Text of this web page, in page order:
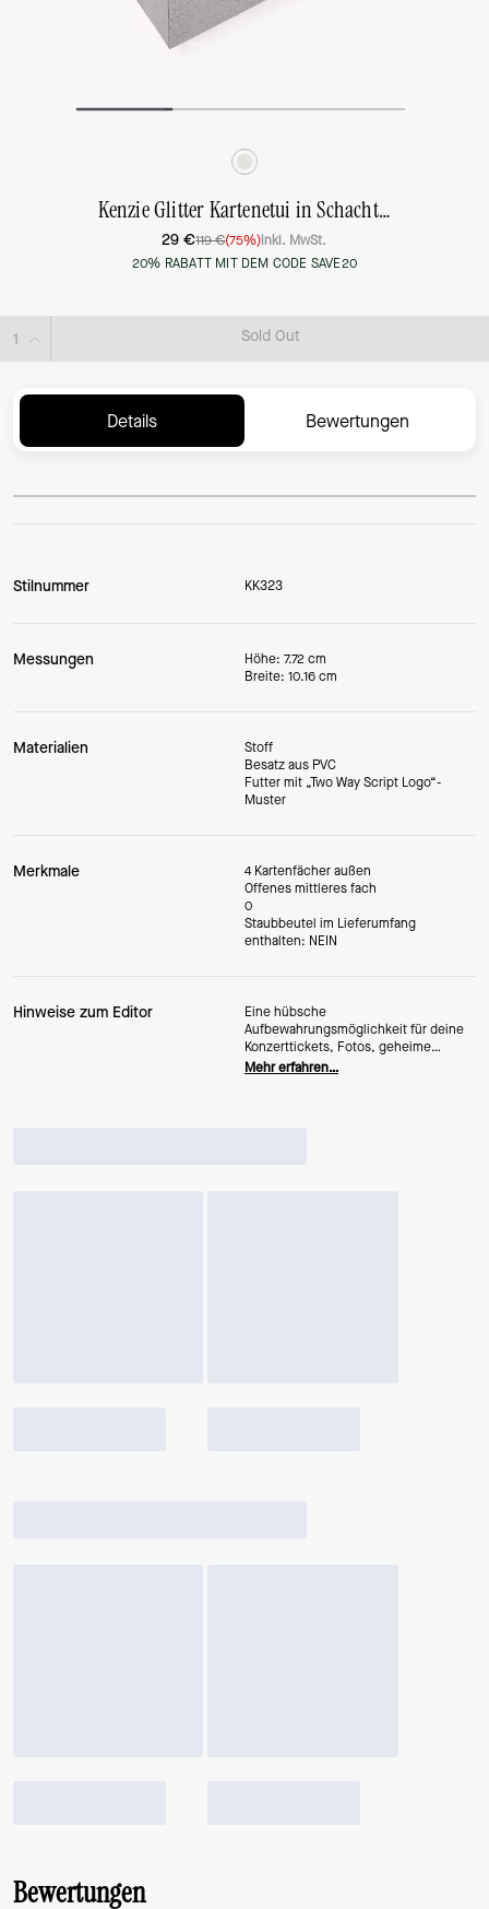
Kenzie Glitter Kartenetui in Schachtel, klein
29 €119 €(75%)inkl. MwSt.
20% RABATT MIT DEM CODE SAVE20
Sold Out
Details Bewertungen
Stilnummer KK323
Messungen
Höhe: 7.72 cm
Breite: 10.16 cm
Materialien
Stoff
Besatz aus PVC
Futter mit „Two Way Script Logo“-
Muster
Merkmale
4 Kartenfächer außen
Offenes mittleres fach
0
Staubbeutel im Lieferumfang
enthalten: NEIN
Hinweise zum Editor
Eine hübsche
Aufbewahrungsmöglichkeit für deine
Konzerttickets, Fotos, geheime
Liebesbotschaften … ach ja, und
Mehr erfahren…
Bewertungen